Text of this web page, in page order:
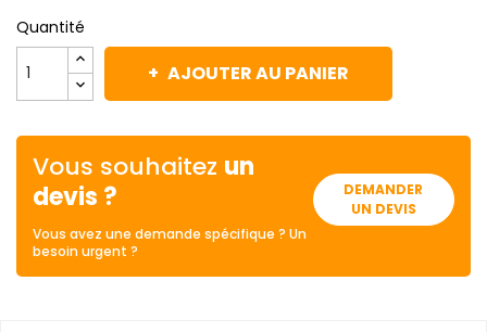
Quantité
AJOUTER AU PANIER
Vous souhaitez un
devis ?
Vous avez une demande spécifique ? Un
besoin urgent ?
DEMANDER
UN DEVIS